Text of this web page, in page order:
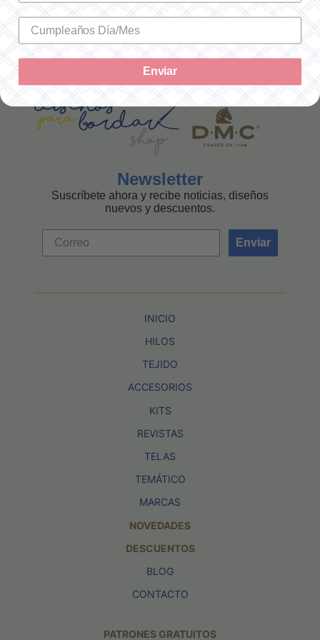
SOLO ENVÍOS A LA REPÚBLICA
MEXICANA
Newsletter
Suscríbete ahora y recibe noticias, diseños
nuevos y descuentos.
Enviar
INICIO
HILOS
TEJIDO
ACCESORIOS
KITS
REVISTAS
TELAS
TEMÁTICO
MARCAS
NOVEDADES
DESCUENTOS
BLOG
CONTACTO
PATRONES GRATUITOS
Enviar